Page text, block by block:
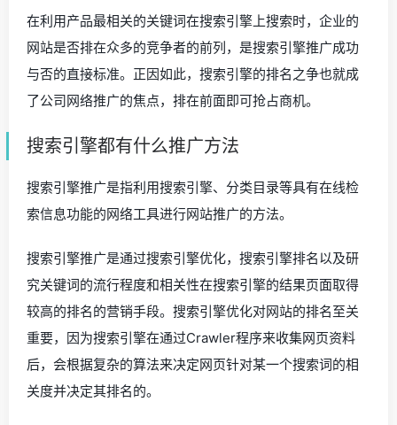
在利用产品最相关的关键词在搜索引擎上搜索时，企业的
网站是否排在众多的竞争者的前列，是搜索引擎推广成功
与否的直接标准。正因如此，搜索引擎的排名之争也就成
了公司网络推广的焦点，排在前面即可抢占商机。
搜索引擎都有什么推广方法
搜索引擎推广是指利用搜索引擎、分类目录等具有在线检
索信息功能的网络工具进行网站推广的方法。
搜索引擎推广是通过搜索引擎优化，搜索引擎排名以及研
究关键词的流行程度和相关性在搜索引擎的结果页面取得
较高的排名的营销手段。搜索引擎优化对网站的排名至关
重要，因为搜索引擎在通过Crawler程序来收集网页资料
后，会根据复杂的算法来决定网页针对某一个搜索词的相
关度并决定其排名的。